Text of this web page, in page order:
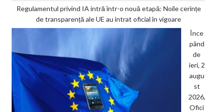
Regulamentul privind IA intră într-o nouă etapă: Noile cerințe
de transparență ale UE au intrat oficial în vigoare
Înce
pând
de
ieri, 2
augu
st
2026,
Ofici